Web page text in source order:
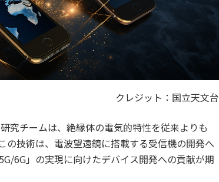
クレジット：国立天文台
究チームは、絶縁体の電気的特性を従来よりも
技術は、電波望遠鏡に搭載する受信機の開発へ
6G」の実現に向けたデバイス開発への貢献が期